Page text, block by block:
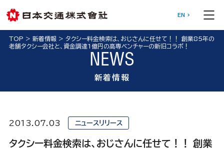
EN
TOP > 新着情報> タクシー料金検索は、おじさんに任せて！！ 創業85年の
老舗タクシー会社と、資金調達1億円の高専ベンチャーの新旧コラボ！
NEWS
新着情報
2013.07.03 ニュースリリース
タクシー料金検索は、おじさんに任せて！！ 創業